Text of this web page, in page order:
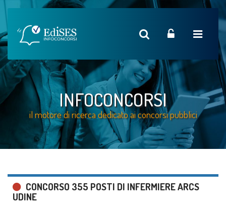
INFOCONCORSI
il motore di ricerca dedicato ai concorsi pubblici
CONCORSO 355 POSTI DI INFERMIERE ARCS
UDINE